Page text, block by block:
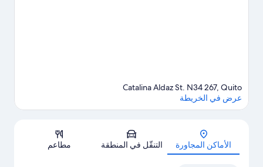
الخريطة
Catalina Aldaz St. N34 267, Quito
عرض في الخريطة
الأماكن المجاورة التنقّل في المنطقة مطاعم